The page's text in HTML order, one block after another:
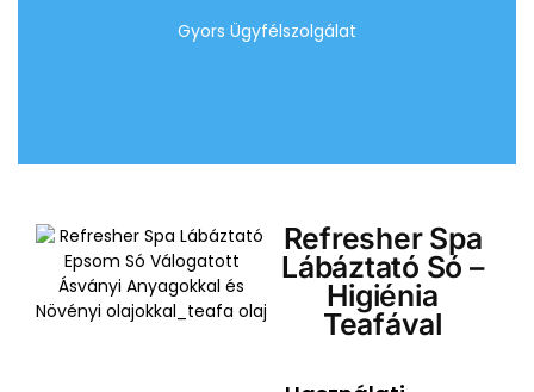
Gyors Ügyfélszolgálat
Refresher Spa
Lábáztató Só –
Higiénia
Teafával